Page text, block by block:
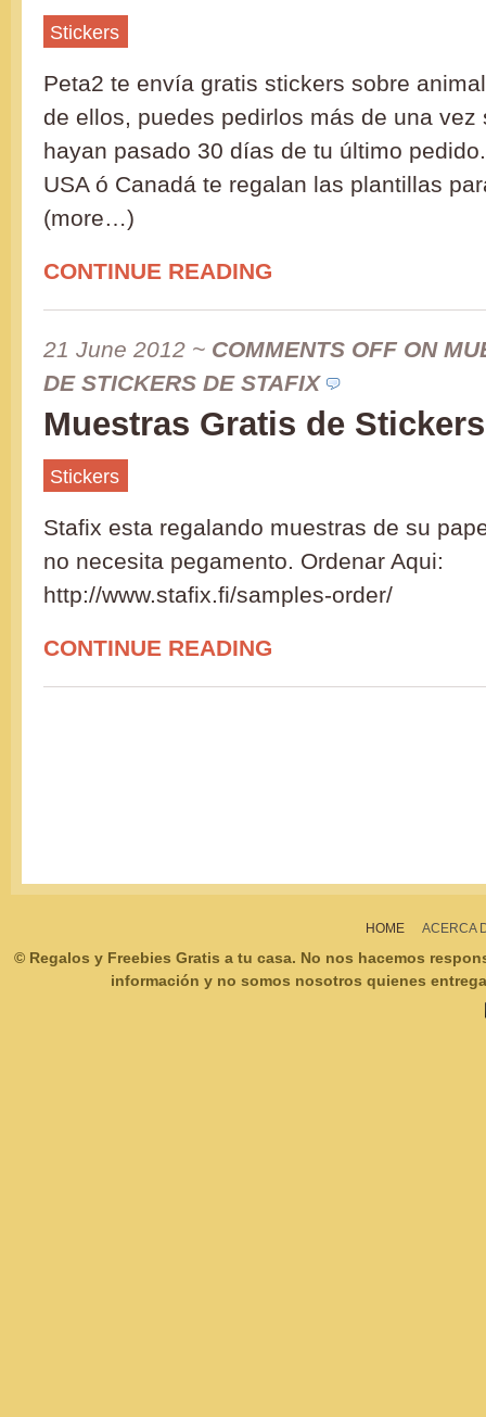
Stickers
Peta2 te envía gratis stickers sobre
de ellos, puedes pedirlos más de una vez
hayan pasado 30 días de tu último
USA ó Canadá te regalan las plantillas
(more…)
CONTINUE READING
21 June 2012 ~ COMMENTS OFFON
DE STICKERS DE STAFIX
Muestras Gratis de
Stickers
Stafix esta regalando muestras de su
no necesita pegamento. Ordenar Aqui:
http://www.stafix.fi/samples-order/
CONTINUE READING
HOME ACERCA
© Regalos y Freebies Gratis a tu casa. No nos hacemos
información y no somos nosotros quienes